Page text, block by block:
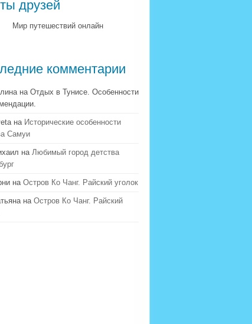
друзей
Мир путешествий онлайн
комментарии
на Отдых в Тунисе. Особенности
на Исторические особенности
Самуи
на Любимый город детства
на Остров Ко Чанг. Райский уголок
на Остров Ко Чанг. Райский